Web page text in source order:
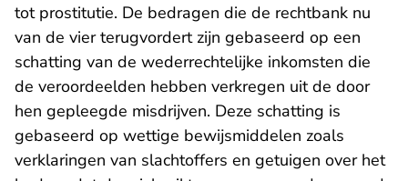
tot prostitutie. De bedragen die de rechtbank nu
van de vier terugvordert zijn gebaseerd op een
schatting van de wederrechtelijke inkomsten die
de veroordeelden hebben verkregen uit de door
hen gepleegde misdrijven. Deze schatting is
gebaseerd op wettige bewijsmiddelen zoals
verklaringen van slachtoffers en getuigen over het